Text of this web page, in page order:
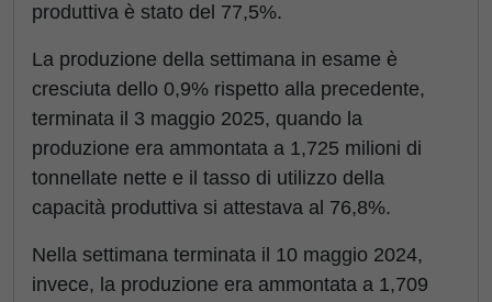
produttiva è stato del 77,5%.
La produzione della settimana in esame è
cresciuta dello 0,9% rispetto alla precedente,
terminata il 3 maggio 2025, quando la
produzione era ammontata a 1,725 milioni di
tonnellate nette e il tasso di utilizzo della
capacità produttiva si attestava al 76,8%.
Nella settimana terminata il 10 maggio 2024,
invece, la produzione era ammontata a 1,709